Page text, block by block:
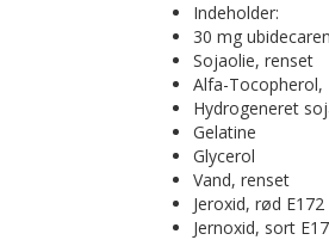
Indeholder:
30 mg
Sojaolie, renset
Alfa-Tocopherol,
Hydrogeneret
Gelatine
Glycerol
Vand, renset
Jeroxid, rød E172
Jernoxid, sort